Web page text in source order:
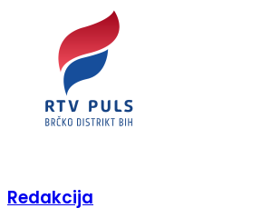
Redakcija